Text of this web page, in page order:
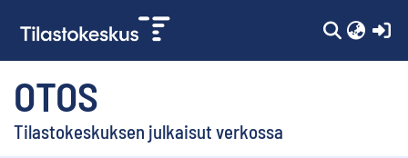
OTOS
Tilastokeskuksen julkaisut verkossa